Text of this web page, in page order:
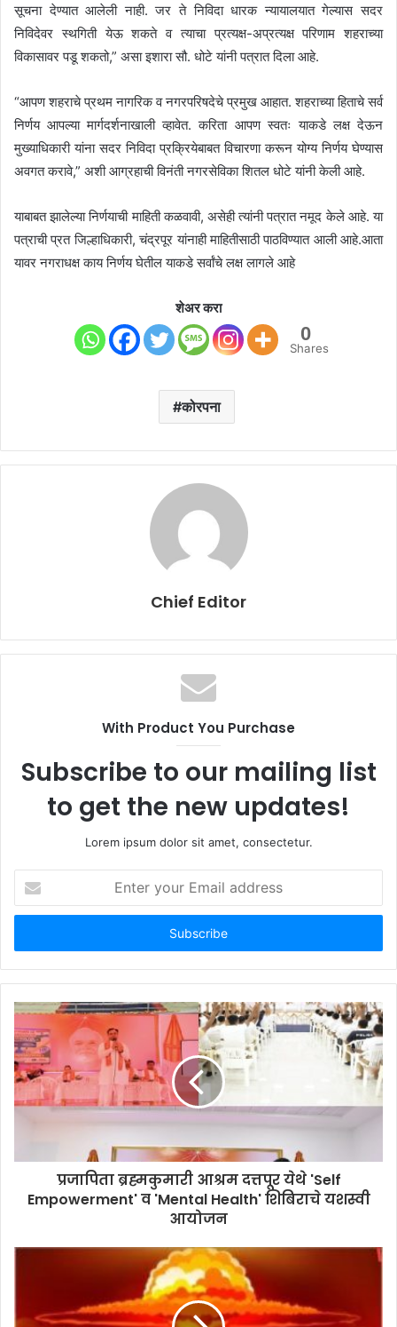
सूचना देण्यात आलेली नाही. जर ते निविदा धारक न्यायालयात गेल्यास सदर
निविदेवर स्थगिती येऊ शकते व त्याचा प्रत्यक्ष-अप्रत्यक्ष परिणाम शहराच्या
विकासावर पडू शकतो,” असा इशारा सौ. धोटे यांनी पत्रात दिला आहे.
“आपण शहराचे प्रथम नागरिक व नगरपरिषदेचे प्रमुख आहात. शहराच्या हिताचे सर्व
निर्णय आपल्या मार्गदर्शनाखाली व्हावेत. करिता आपण स्वतः याकडे लक्ष देऊन
मुख्याधिकारी यांना सदर निविदा प्रक्रियेबाबत विचारणा करून योग्य निर्णय घेण्यास
अवगत करावे,” अशी आग्रहाची विनंती नगरसेविका शितल धोटे यांनी केली आहे.
याबाबत झालेल्या निर्णयाची माहिती कळवावी, असेही त्यांनी पत्रात नमूद केले आहे. या
पत्राची प्रत जिल्हाधिकारी, चंद्रपूर यांनाही माहितीसाठी पाठविण्यात आली आहे.आता
यावर नगराधक्ष काय निर्णय घेतील याकडे सर्वांचे लक्ष लागले आहे
शेअर करा
0
Shares
कोरपना
Chief Editor
With Product You Purchase
Subscribe to our mailing list
to get the new updates!
Lorem ipsum dolor sit amet, consectetur.
t
r
y
u
r
E
m
a
i
s
प्रजापिता ब्रह्मकुमारी आश्रम दत्तपूर येथे 'Self
Empowerment' व 'Mental Health' शिबिराचे यशस्वी
आयोजन